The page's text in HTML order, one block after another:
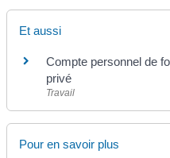
Et aussi
Compte personnel de
privé
Travail
Pour en savoir plus